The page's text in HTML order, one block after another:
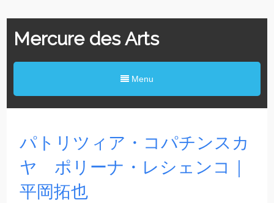
Mercure des Arts
Menu
パトリツィア・コパチンスカ
ヤ ポリーナ・レシェンコ｜
平岡拓也